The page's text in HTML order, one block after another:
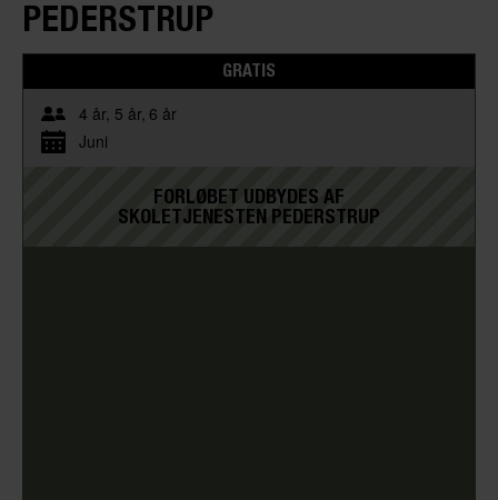
PEDERSTRUP
GRATIS
4 år 5 år 6 år
Juni
FORLØBET UDBYDES AF
SKOLETJENESTEN PEDERSTRUP